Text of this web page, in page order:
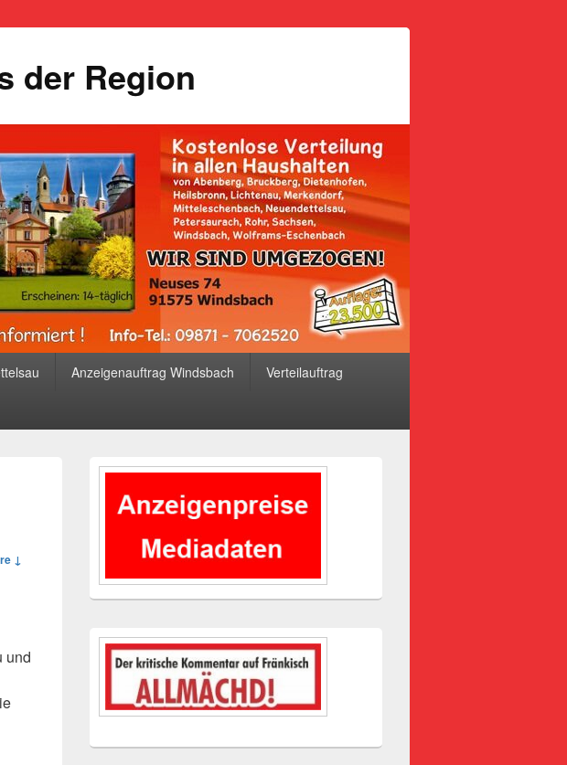
der Region
Anzeigenauftrag Windsbach Verteilauftrag
↓
und
Primärer
Widgetbereich